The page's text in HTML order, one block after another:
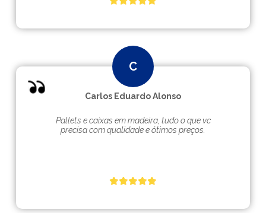
Carlos Eduardo Alonso
Pallets e caixas em madeira, tudo o que vc
precisa com qualidade e ótimos preços.